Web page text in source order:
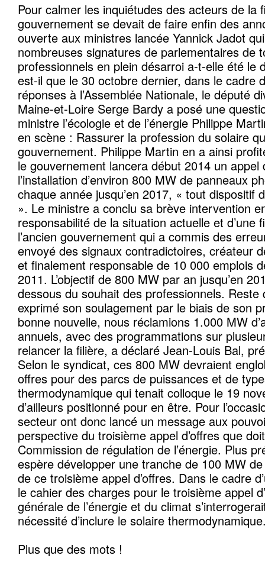
Pour calmer les inquiétudes des acteurs de la
gouvernement se devait de faire enfin des
ouverte aux ministres lancée Yannick Jadot
nombreuses signatures de parlementaires de
professionnels en plein désarroi a-t-elle été le
est-il que le 30 octobre dernier, dans le cadre
réponses à l’Assemblée Nationale, le député
Maine-et-Loire Serge Bardy a posé une
ministre l’écologie et de l’énergie Philippe
en scène : Rassurer la profession du solaire
gouvernement. Philippe Martin en a ainsi
le gouvernement lancera début 2014 un appel
l’installation d’environ 800 MW de panneaux
chaque année jusqu’en 2017, « tout dispositif
». Le ministre a conclu sa brève intervention
responsabilité de la situation actuelle et d’une
l’ancien gouvernement qui a commis des
envoyé des signaux contradictoires, créateur
et finalement responsable de 10 000 emplois
2011. L’objectif de 800 MW par an jusqu’en
dessous du souhait des professionnels. Reste
exprimé son soulagement par le biais de son
bonne nouvelle, nous réclamions 1.000 MW
annuels, avec des programmations sur
relancer la filière, a déclaré Jean-Louis Bal,
Selon le syndicat, ces 800 MW devraient
offres pour des parcs de puissances et de
thermodynamique qui tenait colloque le 19
d’ailleurs positionné pour en être. Pour
secteur ont donc lancé un message aux
perspective du troisième appel d’offres que
Commission de régulation de l’énergie. Plus
espère développer une tranche de 100 MW
de ce troisième appel d’offres. Dans le cadre
le cahier des charges pour le troisième appel
générale de l’énergie et du climat
nécessité d’inclure le solaire
Plus que des mots !